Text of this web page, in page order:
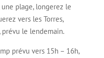
plage, longerez le
vers les Torres,
le lendemain.
prévu vers 15h – 16h,